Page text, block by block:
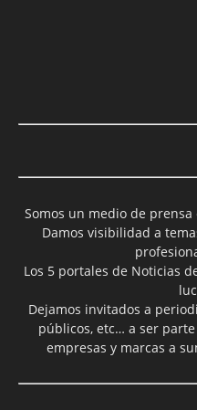
Somos un medio de
Damos visibilidad a
Los 5 portales de Noticias
Dejamos invitados a
públicos, etc… a ser
empresas y marcas a